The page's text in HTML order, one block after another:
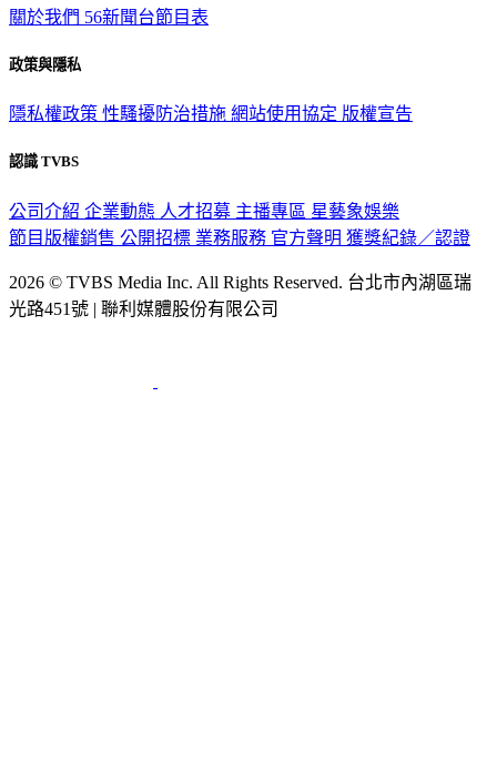
關於我們 56新聞台節目表
政策與隱私
隱私權政策 性騷擾防治措施 網站使用協定 版權宣告
認識 TVBS
公司介紹 企業動態 人才招募 主播專區 星藝象娛樂
節目版權銷售 公開招標 業務服務 官方聲明 獲獎紀錄／認證
2026 © TVBS Media Inc. All Rights Reserved. 台北市內湖區瑞
光路451號 | 聯利媒體股份有限公司